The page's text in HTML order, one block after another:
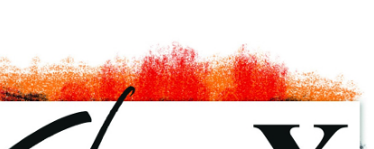
Metronome und Taktelle
Stimmgabeln und Stimmgeräte